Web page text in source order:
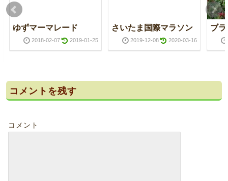
ゆずマーマレード
2018-02-07 2019-01-25
さいたま国際マラソン
2019-12-08 2020-03-16
ブ
コメントを残す
コメント